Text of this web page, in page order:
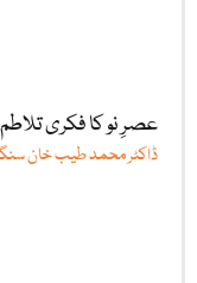
عصرِ نو کا فکری
ڈاکٹر محمد طیب خان